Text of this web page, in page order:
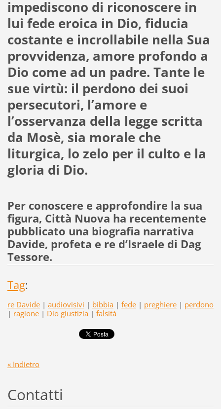
impediscono di riconoscere in
lui fede eroica in Dio, fiducia
costante e incrollabile nella Sua
provvidenza, amore profondo a
Dio come ad un padre. Tante le
sue virtù: il perdono dei suoi
persecutori, l’amore e
l’osservanza della legge scritta
da Mosè, sia morale che
liturgica, lo zelo per il culto e la
gloria di Dio.
Per conoscere e approfondire la sua
figura, Città Nuova ha recentemente
pubblicato una biografia narrativa
Davide, profeta e re d’Israele di Dag
Tessore.
Tag:
re Davide | audiovisivi | bibbia | fede | preghiere | perdono
| ragione | Dio giustizia | falsità
« Indietro
Contatti